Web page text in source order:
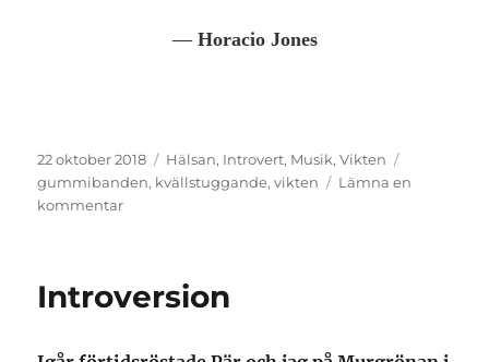
― Horacio Jones
Publicerat
den
22 oktober 2018 Kategorier
Hälsan, Introvert, Musik,Vikten
gummibanden, kvällstuggande,vikten
Lämna en
kommentartill
Introversion